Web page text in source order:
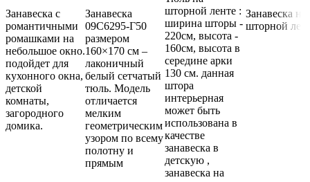
Занавеска с
романтичными
ромашками на
небольшое окно.
подойдет для
кухонного окна,
детской
комнаты,
загородного
домика.
Занавеска
09С6295-Г50
размером
160×170 см –
лаконичный
белый сетчатый
тюль. Модель
отличается
мелким
геометрическим
узором по всему
полотну и
прямым
шторной ленте :
ширина шторы -
220см, высота -
160см, высота в
середине арки
130 см. данная
штора
интерьерная
может быть
использована в
качестве
занавеска в
детскую ,
занавеска на
Занавеска на
шторной